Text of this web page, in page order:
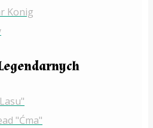
Konig
"Ćma"